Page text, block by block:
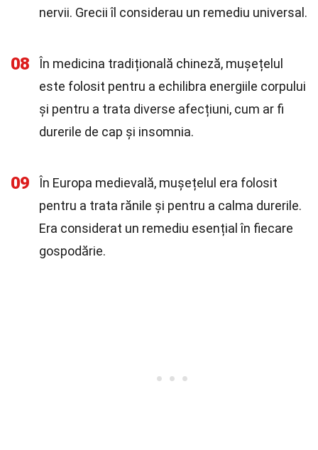
nervii. Grecii îl considerau un remediu universal.
08
În medicina tradițională chineză, mușețelul
este folosit pentru a echilibra energiile corpului
și pentru a trata diverse afecțiuni, cum ar fi
durerile de cap și insomnia.
09
În Europa medievală, mușețelul era folosit
pentru a trata rănile și pentru a calma durerile.
Era considerat un remediu esențial în fiecare
gospodărie.